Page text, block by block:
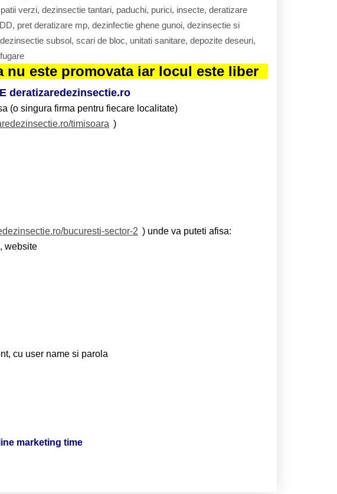
verzi, dezinsectie tantari, paduchi, purici, insecte, deratizare
pret deratizare mp, dezinfectie ghene gunoi, dezinsectie si
subsol, scari de bloc, unitati sanitare, depozite deseuri,
nu este promovata iar locul este liber
deratizaredezinsectie.ro
(o singura firma pentru fiecare localitate)
timisoara )
bucuresti-sector-2 ) unde va puteti afisa:
website
cu user name si parola
marketing time